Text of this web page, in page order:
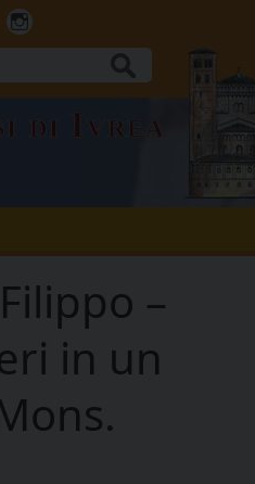
Instagram
di Ivrea
–
in un